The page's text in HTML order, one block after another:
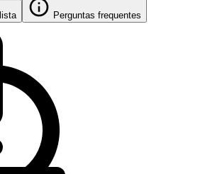
Perguntas frequentes